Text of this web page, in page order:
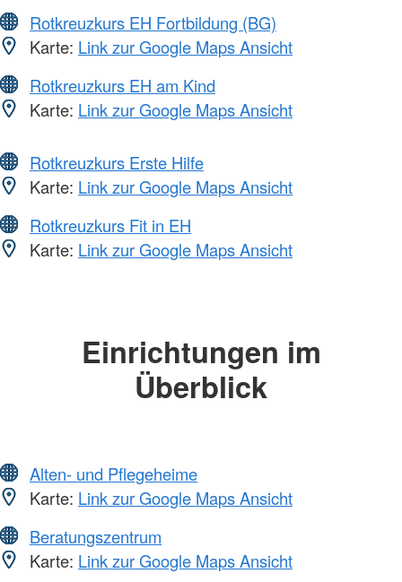
Rotkreuzkurs EH Fortbildung (BG)
Karte: Link zur Google Maps Ansicht
Rotkreuzkurs EH am Kind
Karte: Link zur Google Maps Ansicht
Rotkreuzkurs Erste Hilfe
Karte: Link zur Google Maps Ansicht
Rotkreuzkurs Fit in EH
Karte: Link zur Google Maps Ansicht
Einrichtungen im
Überblick
Alten- und Pflegeheime
Karte: Link zur Google Maps Ansicht
Beratungszentrum
Karte: Link zur Google Maps Ansicht